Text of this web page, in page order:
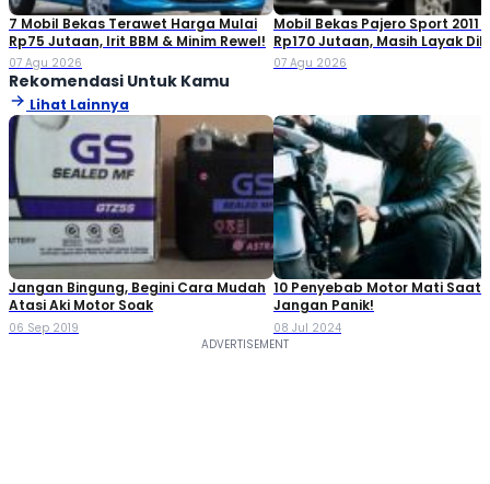
7 Mobil Bekas Terawet Harga Mulai
Rp75 Jutaan, Irit BBM & Minim Rewel!
07 Agu 2026
Mobil Bekas Pajero Sport 2011
Rp170 Jutaan, Masih Layak
07 Agu 2026
Rekomendasi Untuk Kamu
Lihat Lainnya
Jangan Bingung, Begini Cara Mudah
Atasi Aki Motor Soak
06 Sep 2019
10 Penyebab Motor Mati Saat
Jangan Panik!
08 Jul 2024